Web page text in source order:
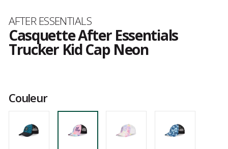
Marque
AFTER ESSENTIALS
Casquette After Essentials
Trucker Kid Cap Neon
Couleur